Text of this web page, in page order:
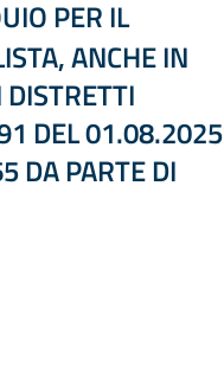
PER IL
ANCHE IN
DEL 01.08.2025
DA PARTE DI